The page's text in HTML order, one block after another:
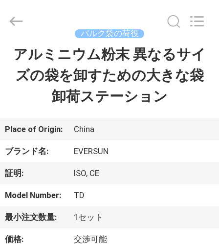
ダ
ク
ト
VR
シ
EVERSUN
Machinery
バルク袋の荷役
アルミニウム粉末 異なるサイ
ズの袋を卸すための大きな袋
卸荷ステーション
Place of Origin: China
ブランド名: EVERSUN
証明: ISO, CE
Model Number: TD
最小注文数量: 1セット
価格: 交渉可能